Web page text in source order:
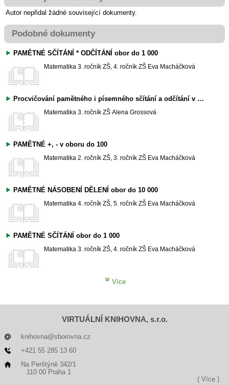
Autor nepřidal žádné související dokumenty.
Podobné dokumenty
PAMĚTNÉ SČÍTÁNÍ * ODČÍTÁNÍ obor do 1 000
Matematika 3. ročník ZŠ, 4. ročník ZŠ Eva Macháčková
Procvičování pamětného i písemného sčítání a odčítání v oboru do 1000
Matematika 3. ročník ZŠ Alena Grossová
PAMĚTNÉ +, - v oboru do 100
Matematika 2. ročník ZŠ, 3. ročník ZŠ Eva Macháčková
PAMĚTNÉ NÁSOBENÍ DĚLENÍ obor do 10 000
Matematika 4. ročník ZŠ, 5. ročník ZŠ Eva Macháčková
PAMĚTNÉ SČÍTÁNÍ obor do 1 000
Matematika 3. ročník ZŠ, 4. ročník ZŠ Eva Macháčková
Více
VIRTUÁLNÍ KNIHOVNA, s.r.o.
knihovna@sborovna.cz
+421 55 285 13 60
Na Perštýně 342/1
110 00 Praha 1
( Více )